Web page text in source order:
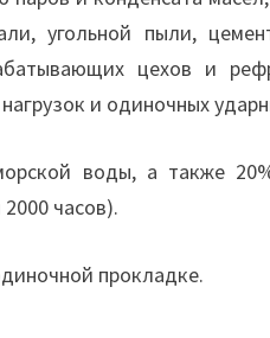
угольной пыли,
цехов и
и одиночных
воды, а также
часов).
прокладке.